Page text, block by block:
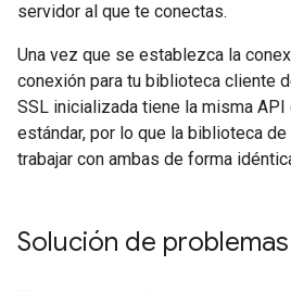
servidor al que te conectas.
Una vez que se establezca la
conexión para tu biblioteca cliente
SSL inicializada tiene la misma API
estándar, por lo que la biblioteca
trabajar con ambas de forma
Solución de problemas